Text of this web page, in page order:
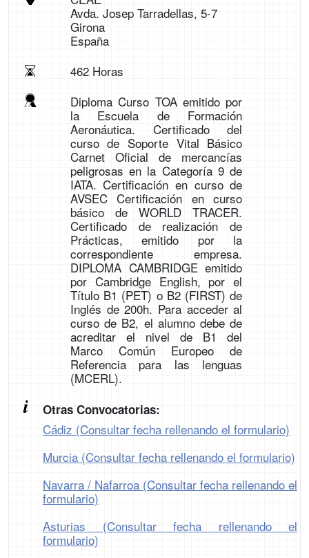
Avda. Josep Tarradellas, 5-7
Girona
España
462 Horas
Diploma Curso TOA emitido por
la Escuela de Formación
Aeronáutica. Certificado del
curso de Soporte Vital Básico
Carnet Oficial de mercancías
peligrosas en la Categoría 9 de
IATA. Certificación en curso de
AVSEC Certificación en curso
básico de WORLD TRACER.
Certificado de realización de
Prácticas, emitido por la
correspondiente empresa.
DIPLOMA CAMBRIDGE emitido
por Cambridge English, por el
Título B1 (PET) o B2 (FIRST) de
Inglés de 200h. Para acceder al
curso de B2, el alumno debe de
acreditar el nivel de B1 del
Marco Común Europeo de
Referencia para las lenguas
(MCERL).
Otras Convocatorias:
Cádiz (Consultar fecha rellenando el formulario)
Murcia (Consultar fecha rellenando el formulario)
Navarra / Nafarroa (Consultar fecha rellenando el
formulario)
Asturias (Consultar fecha rellenando el
formulario)